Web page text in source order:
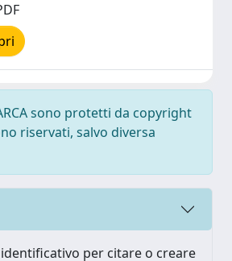
sono protetti da copyright
riservati, salvo diversa
per citare o creare